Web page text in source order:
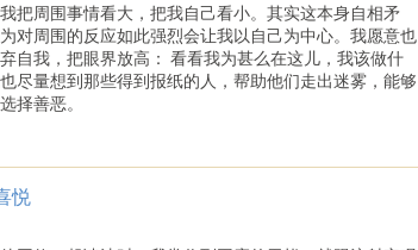
把周围事情看大，把我自己看小。其实这本身自相矛
对周围的反应如此强烈会让我以自己为中心。我愿意也
自我，把眼界放高： 看看我为甚么在这儿，我该做什
尽量想到那些得到报纸的人，帮助他们走出迷雾，能够
择善恶。
悦